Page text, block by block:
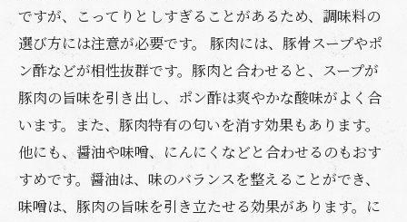
ですが、こってりとしすぎることがあるため、調味料の
選び方には注意が必要です。 豚肉には、豚骨スープやポ
ン酢などが相性抜群です。豚肉と合わせると、スープが
豚肉の旨味を引き出し、ポン酢は爽やかな酸味がよく合
います。また、豚肉特有の匂いを消す効果もあります。
他にも、醤油や味噌、にんにくなどと合わせるのもおす
すめです。醤油は、味のバランスを整えることができ、
味噌は、豚肉の旨味を引き立たせる効果があります。に